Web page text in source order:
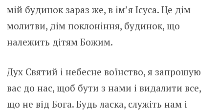
мій будинок зараз же, в ім’я Ісуса. Це дім
молитви, дім поклоніння, будинок, що
належить дітям Божим.
Дух Святий і небесне воїнство, я запрошую
вас до нас, щоб бути з нами і видалити все,
що не від Бога. Будь ласка, служіть нам і